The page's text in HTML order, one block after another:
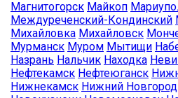
Магнитогорск Майкоп
Междуреченский-Кондинский
Михайловка Михайловск
Мурманск Муром Мытищи
Назрань Нальчик Находка
Нефтекамск Нефтеюганск
Нижнекамск Нижний Новгород